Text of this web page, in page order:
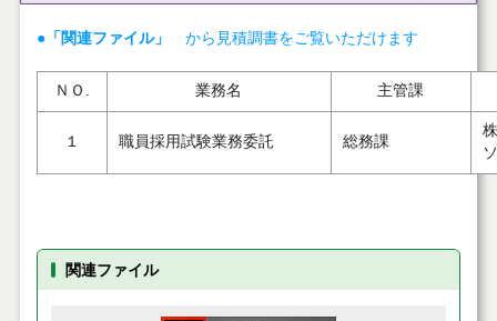
●「関連ファイル」 から見積調書をご覧いただけます
ＮＯ. 業務名 主管課
１ 職員採用試験業務委託 総務課
関連ファイル